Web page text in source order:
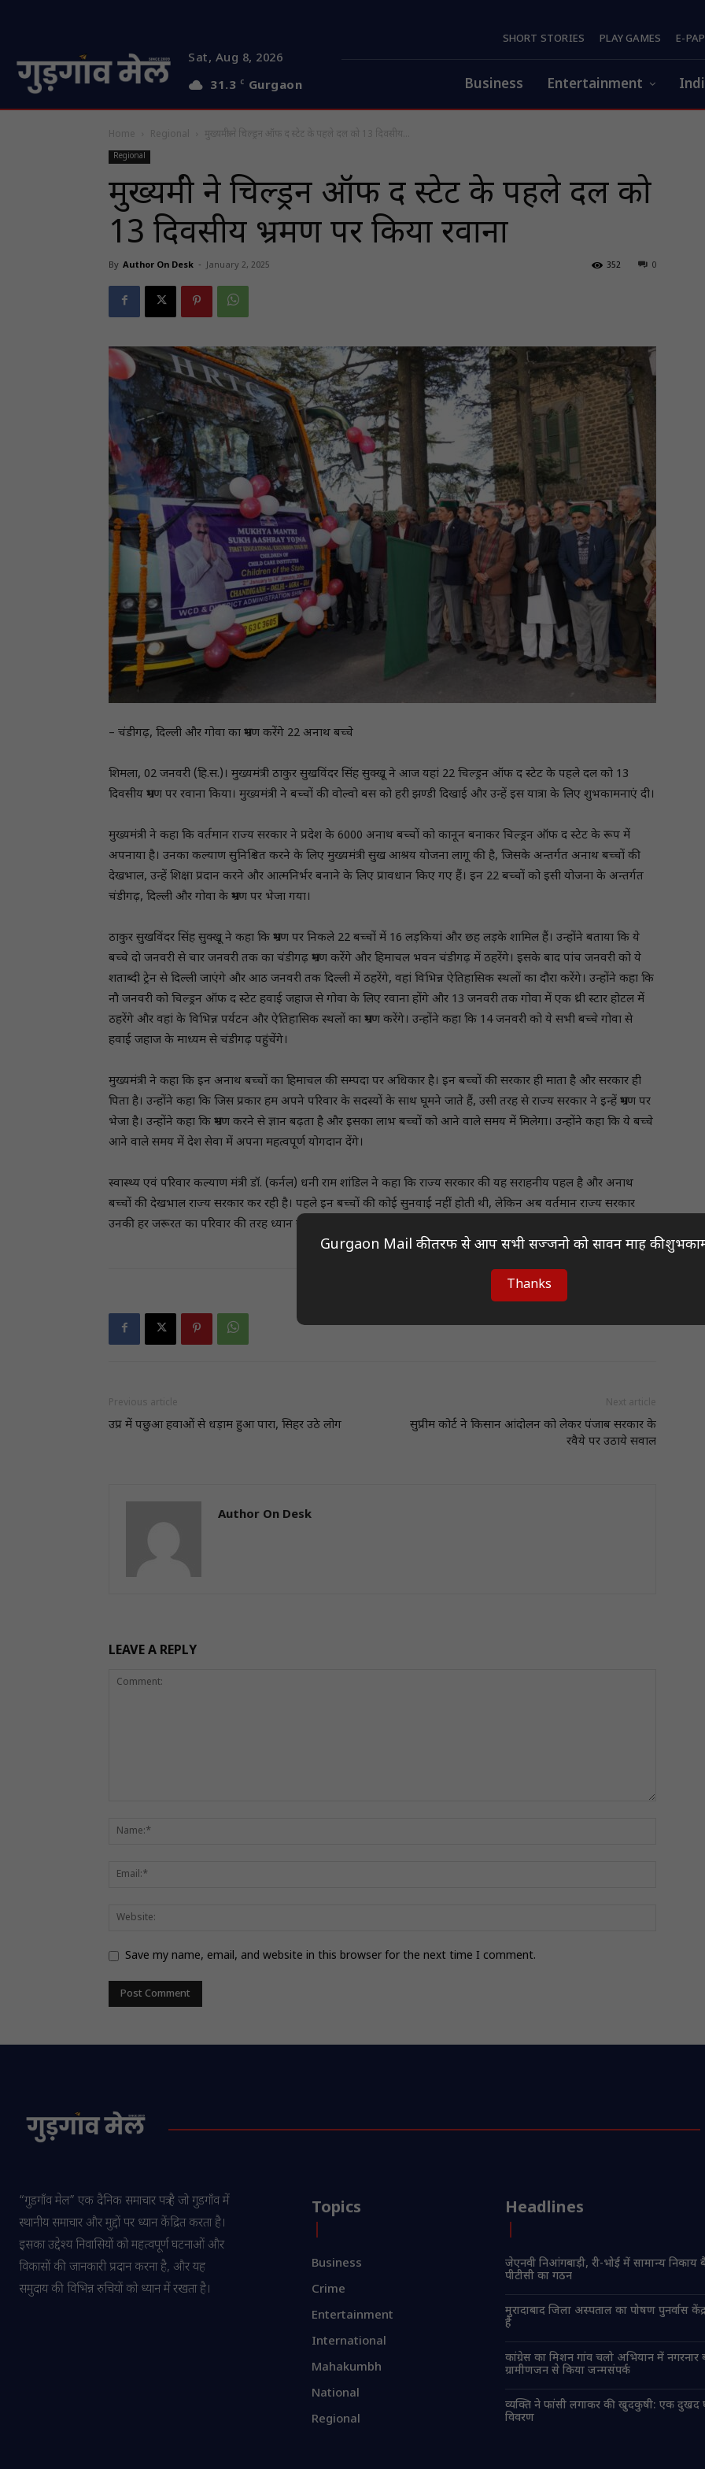
Sat, Aug 8, 2026
31.3 C Gurgaon
SHORT STORIES PLAY GAMES E-
Business Entertainment
Home Regional मुख्यमंत्री ने चिल्ड्रन ऑफ द स्टेट के पहले दल को 13 दिवसीय...
Regional
मुख्यमंत्री ने चिल्ड्रन ऑफ द स्टेट के पहले दल को
13 दिवसीय भ्रमण पर किया रवाना
By Author On Desk - January 2, 2025 0
352
– चंडीगढ़, दिल्ली और गोवा का भ्रमण करेंगे 22 अनाथ बच्चे
शिमला, 02 जनवरी (हि.स.)। मुख्यमंत्री ठाकुर सुखविंदर सिंह सुक्खू ने आज यहां 22 चिल्ड्रन ऑफ द स्टेट के पहले दल को 13
दिवसीय भ्रमण पर रवाना किया। मुख्यमंत्री ने बच्चों की वोल्वो बस को हरी झण्डी दिखाई और उन्हें इस यात्रा के लिए शुभकामनाएं दी।
मुख्यमंत्री ने कहा कि वर्तमान राज्य सरकार ने प्रदेश के 6000 अनाथ बच्चों को कानून बनाकर चिल्ड्रन ऑफ द स्टेट के रूप में
अपनाया है। उनका कल्याण सुनिश्चित करने के लिए मुख्यमंत्री सुख आश्रय योजना लागू की है, जिसके अन्तर्गत अनाथ बच्चों की
देखभाल, उन्हें शिक्षा प्रदान करने और आत्मनिर्भर बनाने के लिए प्रावधान किए गए हैं। इन 22 बच्चों को इसी योजना के अन्तर्गत
चंडीगढ़, दिल्ली और गोवा के भ्रमण पर भेजा गया।
ठाकुर सुखविंदर सिंह सुक्खू ने कहा कि भ्रमण पर निकले 22 बच्चों में 16 लड़कियां और छह लड़के शामिल हैं। उन्होंने बताया कि ये
बच्चे दाे जनवरी से चार जनवरी तक का चंडीगढ़ भ्रमण करेंगे और हिमाचल भवन चंडीगढ़ में ठहरेंगे। इसके बाद पांच जनवरी को ये
शताब्दी ट्रेन से दिल्ली जाएंगे और आठ जनवरी तक दिल्ली में ठहरेंगे, वहां विभिन्न ऐतिहासिक स्थलों का दौरा करेंगे। उन्होंने कहा कि
नाै जनवरी को चिल्ड्रन ऑफ द स्टेट हवाई जहाज से गोवा के लिए रवाना होंगे और 13 जनवरी तक गोवा में एक थ्री स्टार होटल में
ठहरेंगे और वहां के विभिन्न पर्यटन और ऐतिहासिक स्थलों का भ्रमण करेंगे। उन्होंने कहा कि 14 जनवरी को ये सभी बच्चे गोवा से
हवाई जहाज के माध्यम से चंडीगढ़ पहुंचेंगे।
मुख्यमंत्री ने कहा कि इन अनाथ बच्चों का हिमाचल की सम्पदा पर अधिकार है। इन बच्चों की सरकार ही माता है और सरकार ही
पिता है। उन्होंने कहा कि जिस प्रकार हम अपने परिवार के सदस्यों के साथ घूमने जाते हैं, उसी तरह से राज्य सरकार ने इन्हें भ्रमण पर
भेजा है। उन्होंने कहा कि भ्रमण करने से ज्ञान बढ़ता है और इसका लाभ बच्चों को आने वाले समय में मिलेगा। उन्होंने कहा कि ये बच्चे
आने वाले समय में देश सेवा में अपना महत्वपूर्ण योगदान देंगे।
स्वास्थ्य एवं परिवार कल्याण मंत्री डॉ. (कर्नल) धनी राम शांडिल ने कहा कि राज्य सरकार की यह सराहनीय पहल है और अनाथ
बच्चों की देखभाल राज्य सरकार कर रही है। पहले इन बच्चों की कोई सुनवाई नहीं होती थी, लेकिन अब वर्तमान राज्य सरकार
उनकी हर जरूरत का परिवार की तरह ध्यान रख रही है।
Previous article
उप्र में पछुआ हवाओं से धड़ाम हुआ पारा, सिहर उठे लोग
Next article
सुप्रीम कोर्ट ने किसान आंदोलन को लेकर पंजाब सरकार के
रवैये पर उठाये सवाल
Author On Desk
LEAVE A REPLY
Save my name, email, and website in this browser for the next time I comment.
“गुडगाँव मेल” एक दैनिक समाचार पत्र है जो गुडगाँव में
स्थानीय समाचार और मुद्दों पर ध्यान केंद्रित करता है।
इसका उद्देश्य निवासियों को महत्वपूर्ण घटनाओं और
विकासों की जानकारी प्रदान करना है, और यह
समुदाय की विभिन्न रुचियों को ध्यान में रखता है।
Topics
Business
Crime
Entertainment
International
Mahakumbh
National
Regional
Headlines
जेएनवी निआंगबाड़ी, री-भोई में सामान्य
पीटीसी का गठन
मुरादाबाद जिला अस्पताल का पोषण पुनर्वास
है
कांग्रेस का मिशन गांव चलो अभियान में नगरनार
ग्रामीणजन से किया जन्मसंपर्क
व्यक्ति ने फांसी लगाकर की खुदकुषी: एक दुखद
विवरण
Gurgaon Mail की तरफ से आप सभी सज्जनो को सावन माह की
Thanks